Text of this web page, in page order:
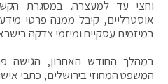
אוסטרליים, קיבל ממנה פרטי
במיזמים עסקיים ומיזמי צדקה
במהלך החודש האחרון, הגישה
המשפט המחוזי בירושלים, כתבי